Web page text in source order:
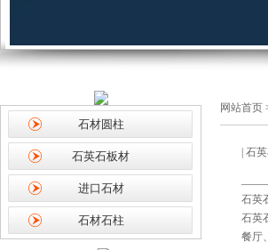
石材圆柱
石英石板材
进口石材
石材石柱
网站首页
石
石英
石英
餐厅